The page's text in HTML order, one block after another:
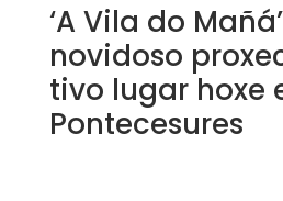
‘A Vila do
novidoso
tivo lugar hoxe
Pontecesures